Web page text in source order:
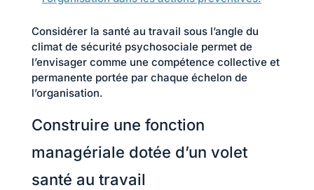
Considérer la santé au travail sous l’angle du
climat de sécurité psychosociale permet de
l’envisager comme une compétence collective et
permanente portée par chaque échelon de
l’organisation.
Construire une fonction
managériale dotée d’un volet
santé au travail